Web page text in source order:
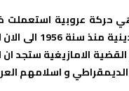
حركة عروبية استعملت
السلطة
الامازيغية ستجد
الديمقراطي و اسلامهم